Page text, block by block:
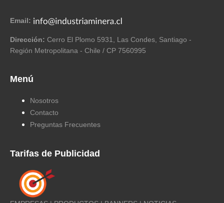
Email:
Dirección: Cerro El Plomo 5931, Las Condes, Santiago -
Región Metropolitana - Chile / CP 7560995
Menú
Nosotros
Contacto
Preguntas Frecuentes
Tarifas de Publicidad